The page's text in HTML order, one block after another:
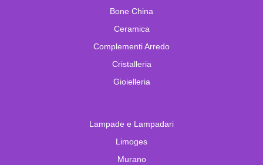
Bone China
Ceramica
Complementi Arredo
Cristalleria
Gioielleria
Lampade e Lampadari
Limoges
Murano